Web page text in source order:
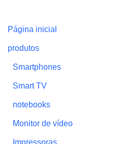
Página inicial
produtos
Smartphones
Smart TV
notebooks
Monitor de vídeo